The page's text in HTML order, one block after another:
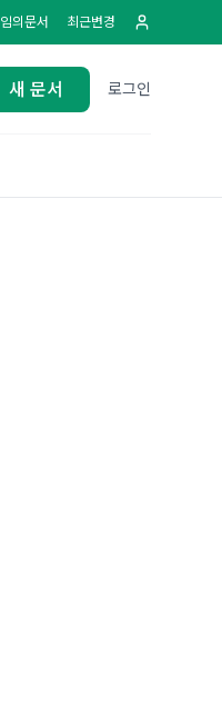
임의문서 최근변경
새 문서 로그인